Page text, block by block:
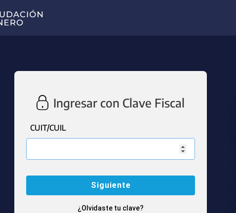
Ingresar con Clave Fiscal
CUIT/CUIL
¿Olvidaste tu clave?